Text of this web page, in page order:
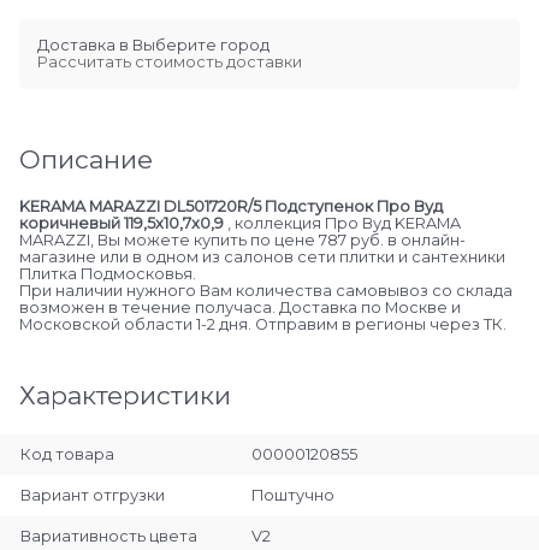
Доставка в Выберите город
Рассчитать стоимость доставки
Описание
KERAMA MARAZZI DL501720R/5 Подступенок Про Вуд
коричневый 119,5x10,7x0,9 , коллекция Про Вуд KERAMA
MARAZZI, Вы можете купить по цене 787 руб. в онлайн-
магазине или в одном из салонов сети плитки и сантехники
Плитка Подмосковья.
При наличии нужного Вам количества самовывоз со склада
возможен в течение получаса. Доставка по Москве и
Московской области 1-2 дня. Отправим в регионы через ТК.
Характеристики
Код товара 00000120855
Вариант отгрузки Поштучно
Вариативность цвета V2